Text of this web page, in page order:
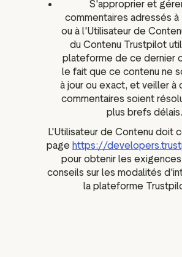
S'approprier et
commentaires adressés
ou à l'Utilisateur de
du Contenu Trustpilot
plateforme de ce dernier
le fait que ce contenu ne
à jour ou exact, et veiller à
commentaires soient
plus brefs délais.
L'Utilisateur de Contenu doit
page https://
pour obtenir les
conseils sur les modalités
la plateforme